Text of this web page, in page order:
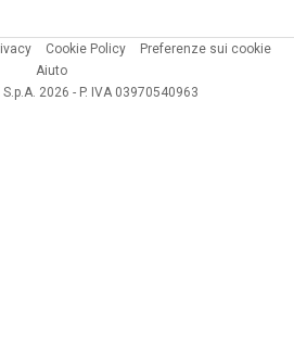
Cookie Policy
Preferenze sui cookie
Aiuto
2026 - P. IVA 03970540963